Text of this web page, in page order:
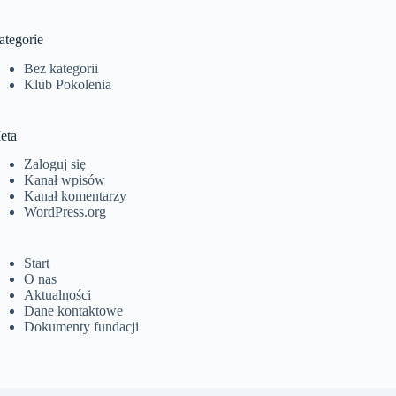
Bez kategorii
Klub Pokolenia
Zaloguj się
Kanał wpisów
Kanał komentarzy
WordPress.org
Start
O nas
Aktualności
Dane kontaktowe
Dokumenty fundacji